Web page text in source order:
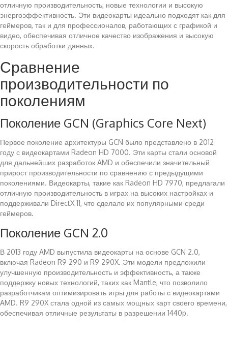
отличную производительность, новые технологии и высокую
энергоэффективность. Эти видеокарты идеально подходят как для
геймеров, так и для профессионалов, работающих с графикой и
видео, обеспечивая отличное качество изображения и высокую
скорость обработки данных.
Сравнение
производительности по
поколениям
Поколение GCN (Graphics Core Next)
Первое поколение архитектуры GCN было представлено в 2012
году с видеокартами Radeon HD 7000. Эти карты стали основой
для дальнейших разработок AMD и обеспечили значительный
прирост производительности по сравнению с предыдущими
поколениями. Видеокарты, такие как Radeon HD 7970, предлагали
отличную производительность в играх на высоких настройках и
поддерживали DirectX 11, что сделало их популярными среди
геймеров.
Поколение GCN 2.0
В 2013 году AMD выпустила видеокарты на основе GCN 2.0,
включая Radeon R9 290 и R9 290X. Эти модели предложили
улучшенную производительность и эффективность, а также
поддержку новых технологий, таких как Mantle, что позволило
разработчикам оптимизировать игры для работы с видеокартами
AMD. R9 290X стала одной из самых мощных карт своего времени,
обеспечивая отличные результаты в разрешении 1440p.